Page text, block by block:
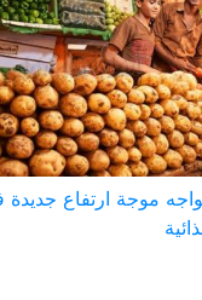
موجة ارتفاع